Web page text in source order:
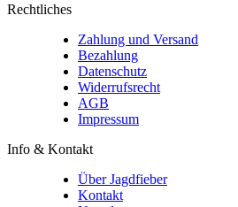
Rechtliches
Zahlung und Versand
Bezahlung
Datenschutz
Widerrufsrecht
AGB
Impressum
Info & Kontakt
Über Jagdfieber
Kontakt